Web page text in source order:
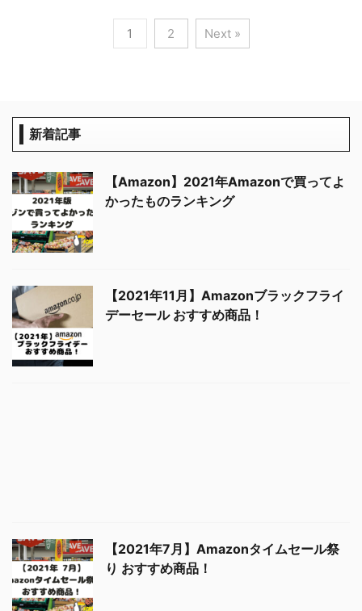
1 2 Next »
新着記事
【Amazon】2021年Amazonで買ってよ
かったものランキング
【2021年11月】Amazonブラックフライ
デーセール おすすめ商品！
【2021年7月】Amazonタイムセール祭
り おすすめ商品！